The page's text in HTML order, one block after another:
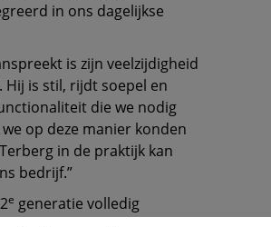
in ons dagelijkse
is zijn veelzijdigheid
Hij is stil, rijdt soepel en
die we nodig
op deze manier konden
in de praktijk kan
bedrijf.”
e generatie volledig